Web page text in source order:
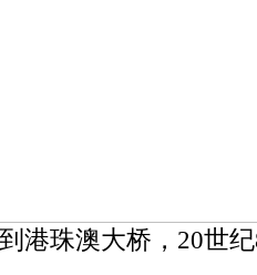
港珠澳大桥，20世